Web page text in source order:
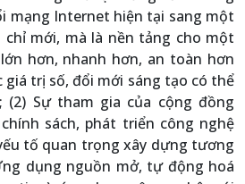
mạng Internet hiện tại sang một
mới, mà là nền tảng cho một
hơn, nhanh hơn, an toàn hơn
giá trị số, đổi mới sáng tạo có thể
(2) Sự tham gia của cộng đồng
sách, phát triển công nghệ
tố quan trọng xây dựng tương
dụng nguồn mở, tự động hoá